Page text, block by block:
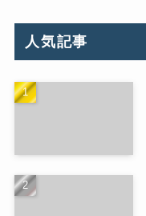
人気記事